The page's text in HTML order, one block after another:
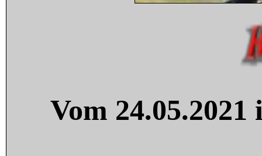
Vom